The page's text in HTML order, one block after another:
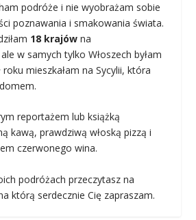
podróże i nie wyobrażam sobie
poznawania i smakowania świata.
18 krajów na
w samych tylko Włoszech byłam
roku mieszkałam na Sycylii, która
reportażem lub książką
kawą, prawdziwą włoską pizzą i
czerwonego wina.
podróżach przeczytasz na
którą serdecznie Cię zapraszam.